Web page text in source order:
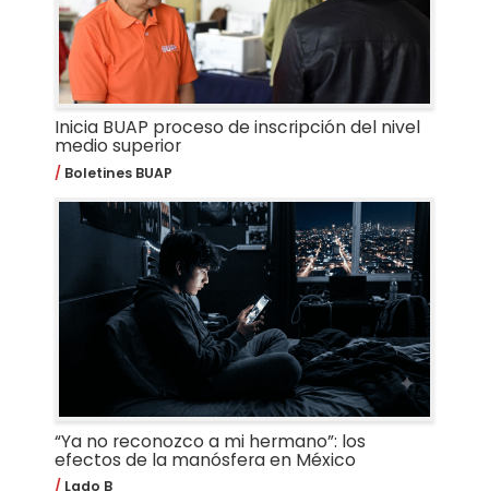
Inicia BUAP proceso de inscripción del nivel
medio superior
Boletines BUAP
“Ya no reconozco a mi hermano”: los
efectos de la manósfera en México
Lado B